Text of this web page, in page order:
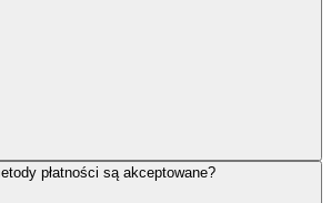
płatności są akceptowane?